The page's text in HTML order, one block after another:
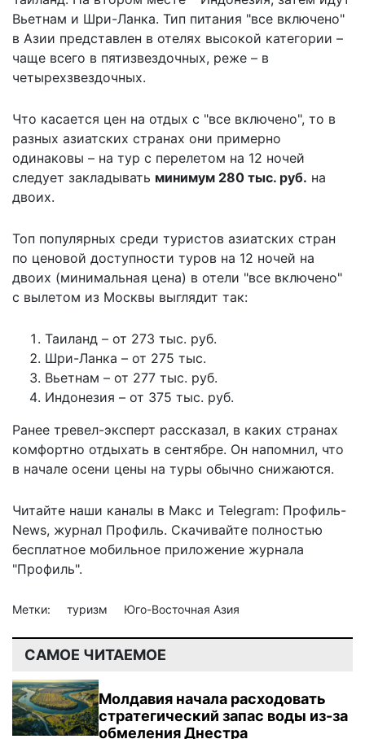
Вьетнам и Шри-Ланка. Тип питания "все включено"
в Азии представлен в отелях высокой категории –
чаще всего в пятизвездочных, реже – в
четырехзвездочных.
Что касается цен на отдых с "все включено", то в
разных азиатских странах они примерно
одинаковы – на тур с перелетом на 12 ночей
следует закладывать минимум 280 тыс. руб. на
двоих.
Топ популярных среди туристов азиатских стран
по ценовой доступности туров на 12 ночей на
двоих (минимальная цена) в отели "все включено"
с вылетом из Москвы выглядит так:
Таиланд – от 273 тыс. руб.
Шри-Ланка – от 275 тыс.
Вьетнам – от 277 тыс. руб.
Индонезия – от 375 тыс. руб.
Ранее тревел-эксперт рассказал, в каких странах
комфортно отдыхать в сентябре. Он напомнил, что
в начале осени цены на туры обычно снижаются.
Читайте наши каналы в Макс и Telegram: Профиль-
News, журнал Профиль. Скачивайте полностью
бесплатное мобильное приложение журнала
"Профиль".
Метки: туризм Юго-Восточная Азия
САМОЕ ЧИТАЕМОЕ
Молдавия начала расходовать
стратегический запас воды из-за
обмеления Днестра